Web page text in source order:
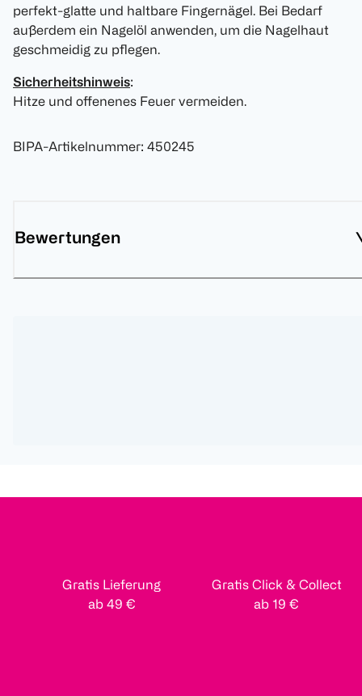
perfekt-glatte und haltbare Fingernägel. Bei Bedarf
außerdem ein Nagelöl anwenden, um die Nagelhaut
geschmeidig zu pflegen.
Sicherheitshinweis:
Hitze und offenenes Feuer vermeiden.
BIPA-Artikelnummer: 450245
Bewertungen
Gratis Lieferung
ab 49 €
Gratis Click & Collect
ab 19 €